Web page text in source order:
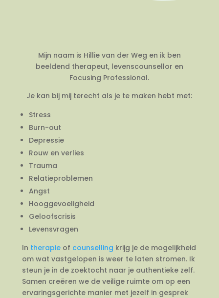
Mijn naam is Hillie van der Weg en ik ben
beeldend therapeut, levenscounsellor en
Focusing Professional.
Je kan bij mij terecht als je te maken hebt met:
Stress
Burn-out
Depressie
Rouw en verlies
Trauma
Relatieproblemen
Angst
Hooggevoeligheid
Geloofscrisis
Levensvragen
In therapieof counselling krijg je de mogelijkheid
om wat vastgelopen is weer te laten stromen. Ik
steun je in de zoektocht naar je authentieke zelf.
Samen creëren we de veilige ruimte om op een
ervaringsgerichte manier met jezelf in gesprek